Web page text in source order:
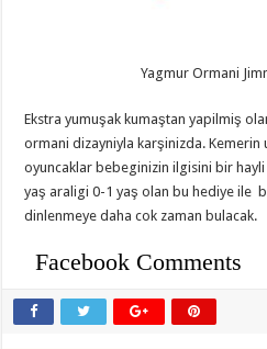
Yagmur Ormani
Ekstra yumuşak kumaştan yapilmiş
ormani dizayniyla karşinizda.
oyuncaklar bebeginizin ilgisini bir
yaş araligi 0-1 yaş olan bu hediye ile
dinlenmeye daha cok zaman bulacak.
Facebook Comments